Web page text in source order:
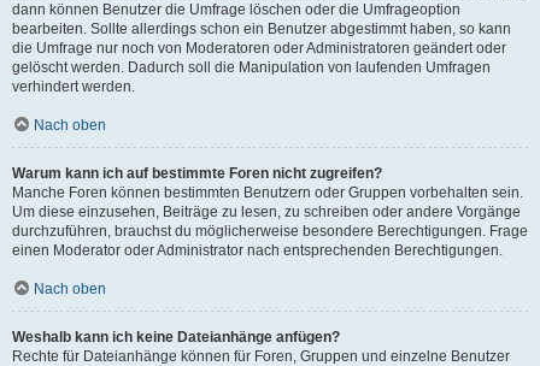
dann können Benutzer die Umfrage löschen oder die Umfrageoption
bearbeiten. Sollte allerdings schon ein Benutzer abgestimmt haben, so kann
die Umfrage nur noch von Moderatoren oder Administratoren geändert oder
gelöscht werden. Dadurch soll die Manipulation von laufenden Umfragen
verhindert werden.
Nach oben
Warum kann ich auf bestimmte Foren nicht zugreifen?
Manche Foren können bestimmten Benutzern oder Gruppen vorbehalten sein.
Um diese einzusehen, Beiträge zu lesen, zu schreiben oder andere Vorgänge
durchzuführen, brauchst du möglicherweise besondere Berechtigungen. Frage
einen Moderator oder Administrator nach entsprechenden Berechtigungen.
Nach oben
Weshalb kann ich keine Dateianhänge anfügen?
Rechte für Dateianhänge können für Foren, Gruppen und einzelne Benutzer